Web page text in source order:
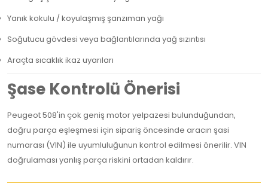
Yanık kokulu / koyulaşmış şanzıman yağı
Soğutucu gövdesi veya bağlantılarında yağ sızıntısı
Araçta sıcaklık ikaz uyarıları
Şase Kontrolü Önerisi
Peugeot 508'in çok geniş motor yelpazesi bulunduğundan,
doğru parça eşleşmesi için sipariş öncesinde aracın şasi
numarası (VIN) ile uyumluluğunun kontrol edilmesi önerilir. VIN
doğrulaması yanlış parça riskini ortadan kaldırır.